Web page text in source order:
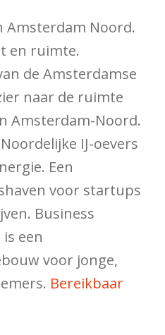
Amsterdam Noord.
en ruimte.
de Amsterdamse
naar de ruimte
Amsterdam-Noord.
IJ-oevers
Een
voor startups
Business
een
voor jonge,
Bereikbaar